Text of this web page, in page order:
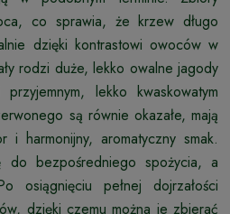
co sprawia, że krzew długo
dzięki kontrastowi owoców w
rodzi duże, lekko owalne jagody
lekko kwaskowatym
są równie okazałe, mają
i harmonijny, aromatyczny smak.
do bezpośredniego spożycia, a
osiągnięciu pełnej dojrzałości
dzięki czemu można je zbierać